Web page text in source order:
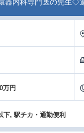
環器内科専門医の先
万円
下, 駅チカ・通勤便利